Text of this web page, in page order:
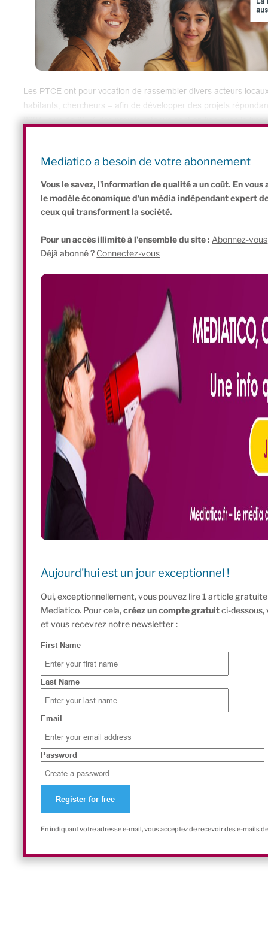
Les PTCE ont pour vocation de rassembler divers acteurs
habitants, chercheurs – afin de développer des projets
2024, plus de 85 % des projets retenus sont en lien avec la
Mediatico a besoin de votre abonnement
Vous le savez, l'information de qualité a un coût. En
le modèle économique d'un média indépendant expert
ceux qui transforment la société.
Pour un accès illimité à l'ensemble du site : Abonnez-vous
Déjà abonné ? Connectez-vous
Aujourd'hui est un jour exceptionnel !
Oui, exceptionnellement, vous pouvez lire 1 article
Mediatico. Pour cela,créez un compte gratuitci-dessous,
et vous recevrez notre newsletter :
First Name
Last Name
Email
Password
En indiquant votre adresse e-mail, vous acceptez de recevoir des e-mails